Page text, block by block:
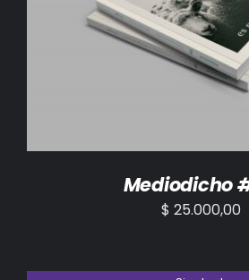
AÑADIR AL CARRITO
Mediodicho
$ 25.000,00